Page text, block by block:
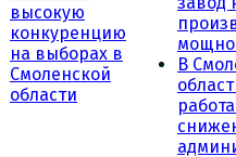
высокую
конкуренцию
на выборах в
Смоленской
области
В